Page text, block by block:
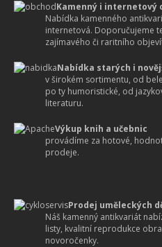
Kamenný i internetový
Nabídka kamenného
internetová. Doporučujeme
zajímavého či raritního
Nabídka starých i
v širokém sortimentu, od
po ty humoristické, od
literaturu.
Výkup knih a učebnic
provádíme za hotové,
prodeje.
Prodej uměleckých
Náš kamenný antikvariát
listy, kvalitní reprodukce
novoročenky.